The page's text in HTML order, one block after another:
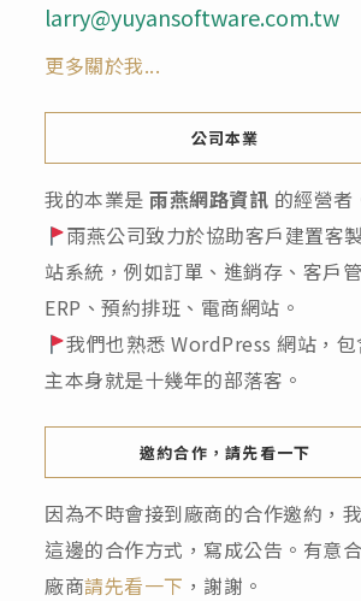
larry@yuyansoftware.com.tw
更多關於我...
公司本業
我的本業是 雨燕網路資訊 的經營者
雨燕公司致力於協助客戶建置客
站系統，例如訂單、進銷存、客戶
ERP、預約排班、電商網站。
我們也熟悉 WordPress 網站，
主本身就是十幾年的部落客。
邀約合作，請先看一下
因為不時會接到廠商的合作邀約，
這邊的合作方式，寫成公告。有意
廠商請先看一下 ，謝謝。